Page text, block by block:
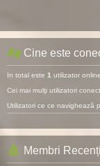
Cine este
In total este 1 utilizator
Cei mai mulţi utilizatori
Utilizatori ce ce navighează
Membri Recenți